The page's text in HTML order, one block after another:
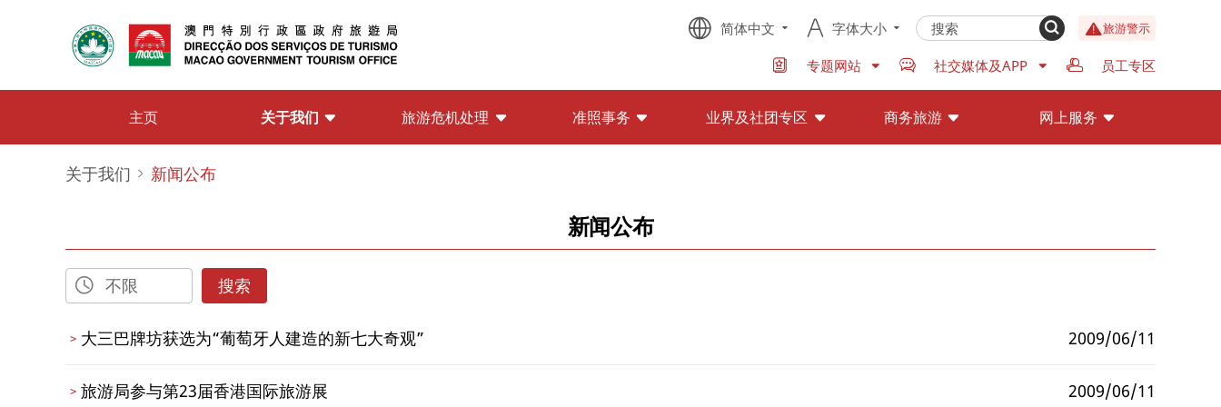
简体中文 字体大小 旅游警示
专题网站 社交媒体及APP 员工专区
主页 关于我们 旅游危机处理 准照事务 业界及社团专区 商务旅游 网上服务
关于我们 新闻公布
新闻公布
搜索
大三巴牌坊获选为“葡萄牙人建造的新七大奇观” 2009/06/11
旅游局参与第23届香港国际旅游展 2009/06/11